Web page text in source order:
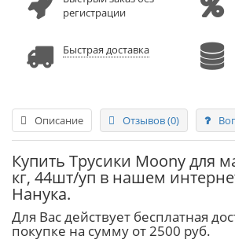
регистрации
Быстрая доставка
Описание Отзывов (0)
Купить Трусики Moony для
кг, 44шт/уп в нашем
Нанука.
Для Вас действует бесплатная
покупке на сумму от 2500 руб.